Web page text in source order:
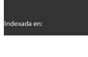
Indexada en: